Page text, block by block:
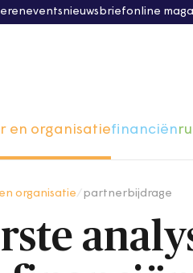
eventsnieuwsbriefonline
en organisatiefinanciën
organisatie partnerbijdrage